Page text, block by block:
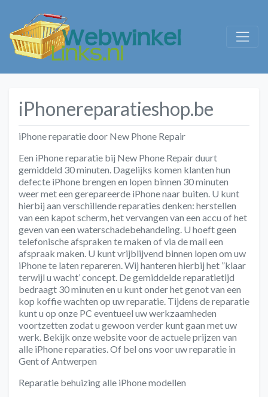
iPhonereparatieshop.be
iPhone reparatie door New Phone Repair
Een iPhone reparatie bij New Phone Repair duurt
gemiddeld 30 minuten. Dagelijks komen klanten hun
defecte iPhone brengen en lopen binnen 30 minuten
weer met een gerepareerde iPhone naar buiten. U kunt
hierbij aan verschillende reparaties denken: herstellen
van een kapot scherm, het vervangen van een accu of het
geven van een waterschadebehandeling. U hoeft geen
telefonische afspraken te maken of via de mail een
afspraak maken. U kunt vrijblijvend binnen lopen om uw
iPhone te laten repareren. Wij hanteren hierbij het ”klaar
terwijl u wacht’ concept. De gemiddelde reparatietijd
bedraagt 30 minuten en u kunt onder het genot van een
kop koffie wachten op uw reparatie. Tijdens de reparatie
kunt u op onze PC eventueel uw werkzaamheden
voortzetten zodat u gewoon verder kunt gaan met uw
werk. Bekijk onze website voor de actuele prijzen van
alle iPhone reparaties. Of bel ons voor uw reparatie in
Gent of Antwerpen
Reparatie behuizing alle iPhone modellen